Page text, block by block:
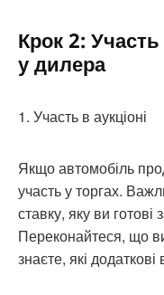
Крок 2: Участь
у дилера
1. Участь в аукціоні
Якщо автомобіль
участь у торгах.
ставку, яку ви
Переконайтеся, що
знаєте, які